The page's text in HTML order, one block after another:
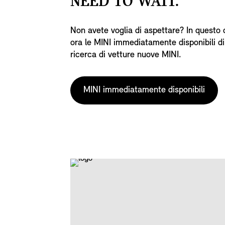
Non avete voglia di aspettare? In questo
ora le MINI immediatamente disponibili
ricerca di vetture nuove MINI.
MINI immediatamente disponibili